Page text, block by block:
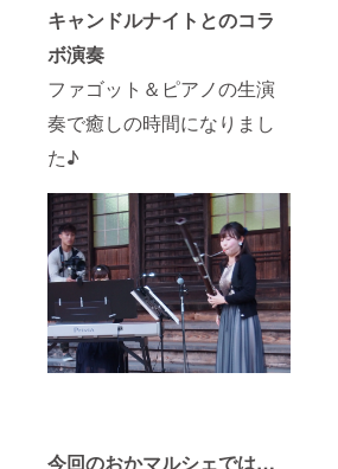
キャンドルナイトとのコラ
ボ演奏
ファゴット＆ピアノの生演
奏で癒しの時間になりまし
た♪
今回のおかマルシェでは…